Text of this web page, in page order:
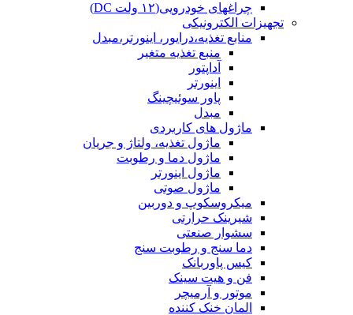
چراغهای خودرویی(۱۲ ولت DC)
تجهیزات الکترونیکی
منابع تغذیه،درایور، اینورتر،مبدل
منبع تغذیه متغیر
آداپتور
اینورتر
پاور سوئیچینگ
مبدل
ماژول های کاربردی
ماژول تغذیه، ولتاژ و جریان
ماژول دما و رطوبت
ماژول اینورتر
ماژول صوتی
میکروسکوپ و دوربین
شیرینک حرارتی
سشوار صنعتی
دما سنج و رطوبت سنج
کیس پاوربانک
فن و هیت سینک
موتور و آرمیچر
المان خنک کننده